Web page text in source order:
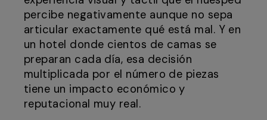
percibe negativamente aunque no sepa
articular exactamente qué está mal. Y en
un hotel donde cientos de camas se
preparan cada día, esa decisión
multiplicada por el número de piezas
tiene un impacto económico y
reputacional muy real.